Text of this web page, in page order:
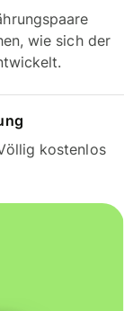
wie sich der
kostenlos